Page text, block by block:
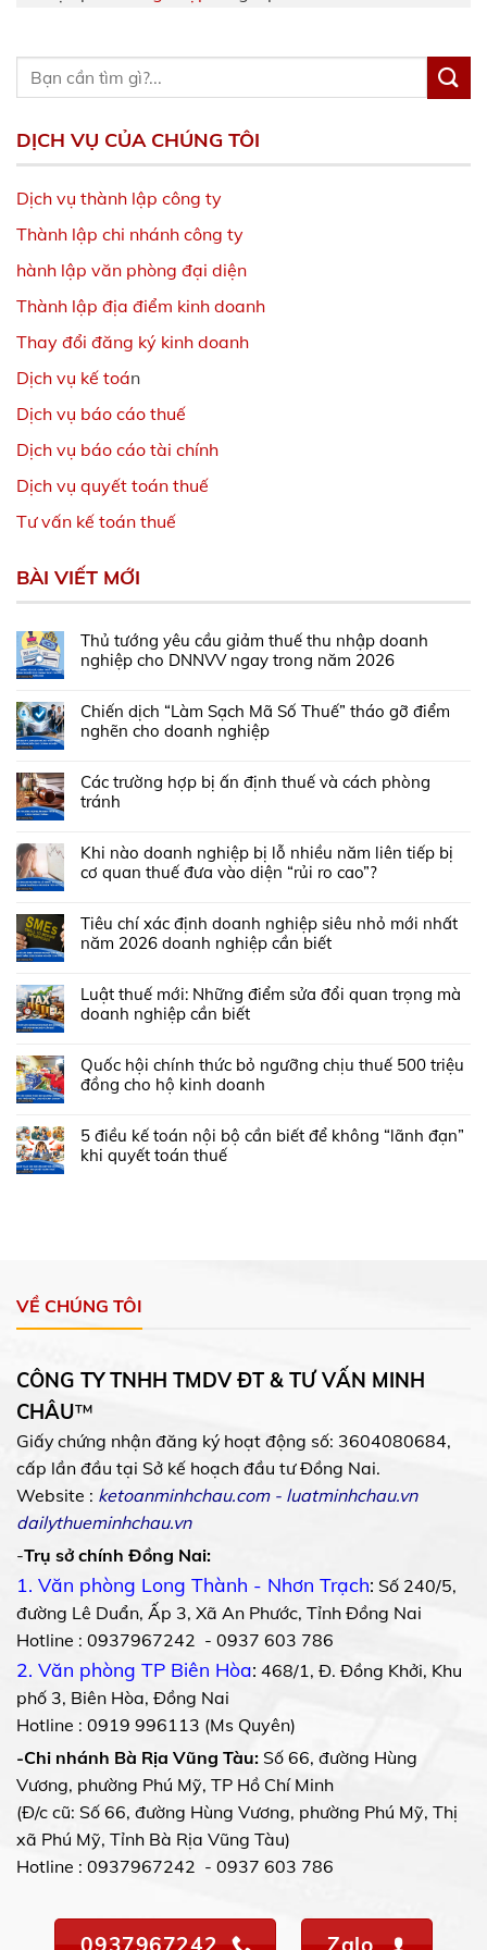
DỊCH VỤ CỦA CHÚNG TÔI
Dịch vụ thành lập công ty
Thành lập chi nhánh công ty
hành lập văn phòng đại diện
Thành lập địa điểm kinh doanh
Thay đổi đăng ký kinh doanh
Dịch vụ kế toán
Dịch vụ báo cáo thuế
Dịch vụ báo cáo tài chính
Dịch vụ quyết toán thuế
Tư vấn kế toán thuế
BÀI VIẾT MỚI
Thủ tướng yêu cầu giảm thuế thu nhập doanh
nghiệp cho DNNVV ngay trong năm 2026
Chiến dịch “Làm Sạch Mã Số Thuế” tháo gỡ điểm
nghẽn cho doanh nghiệp
Các trường hợp bị ấn định thuế và cách phòng
tránh
Khi nào doanh nghiệp bị lỗ nhiều năm liên tiếp bị
cơ quan thuế đưa vào diện “rủi ro cao”?
Tiêu chí xác định doanh nghiệp siêu nhỏ mới nhất
năm 2026 doanh nghiệp cần biết
Luật thuế mới: Những điểm sửa đổi quan trọng mà
doanh nghiệp cần biết
Quốc hội chính thức bỏ ngưỡng chịu thuế 500 triệu
đồng cho hộ kinh doanh
5 điều kế toán nội bộ cần biết để không “lãnh đạn”
khi quyết toán thuế
VỀ CHÚNG TÔI
CÔNG TY TNHH TMDV ĐT & TƯ VẤN MINH
CHÂU™
Giấy chứng nhận đăng ký hoạt động số: 3604080684,
cấp lần đầu tại Sở kế hoạch đầu tư Đồng Nai.
Website : ketoanminhchau.com- luatminhchau.vn
dailythueminhchau.vn
-Trụ sở chính Đồng Nai:
1. Văn phòng Long Thành - Nhơn Trạch: Số 240/5,
đường Lê Duẩn, Ấp 3, Xã An Phước, Tỉnh Đồng Nai
Hotline : 0937967242 - 0937 603 786
2. Văn phòng TP Biên Hòa: 468/1, Đ. Đồng Khởi, Khu
phố 3, Biên Hòa, Đồng Nai
Hotline : 0919 996113 (Ms Quyên)
-Chi nhánh Bà Rịa Vũng Tàu: Số 66, đường Hùng
Vương, phường Phú Mỹ, TP Hồ Chí Minh
(Đ/c cũ: Số 66, đường Hùng Vương, phường Phú Mỹ, Thị
xã Phú Mỹ, Tỉnh Bà Rịa Vũng Tàu)
Hotline : 0937967242 - 0937 603 786
0937967242 Zalo